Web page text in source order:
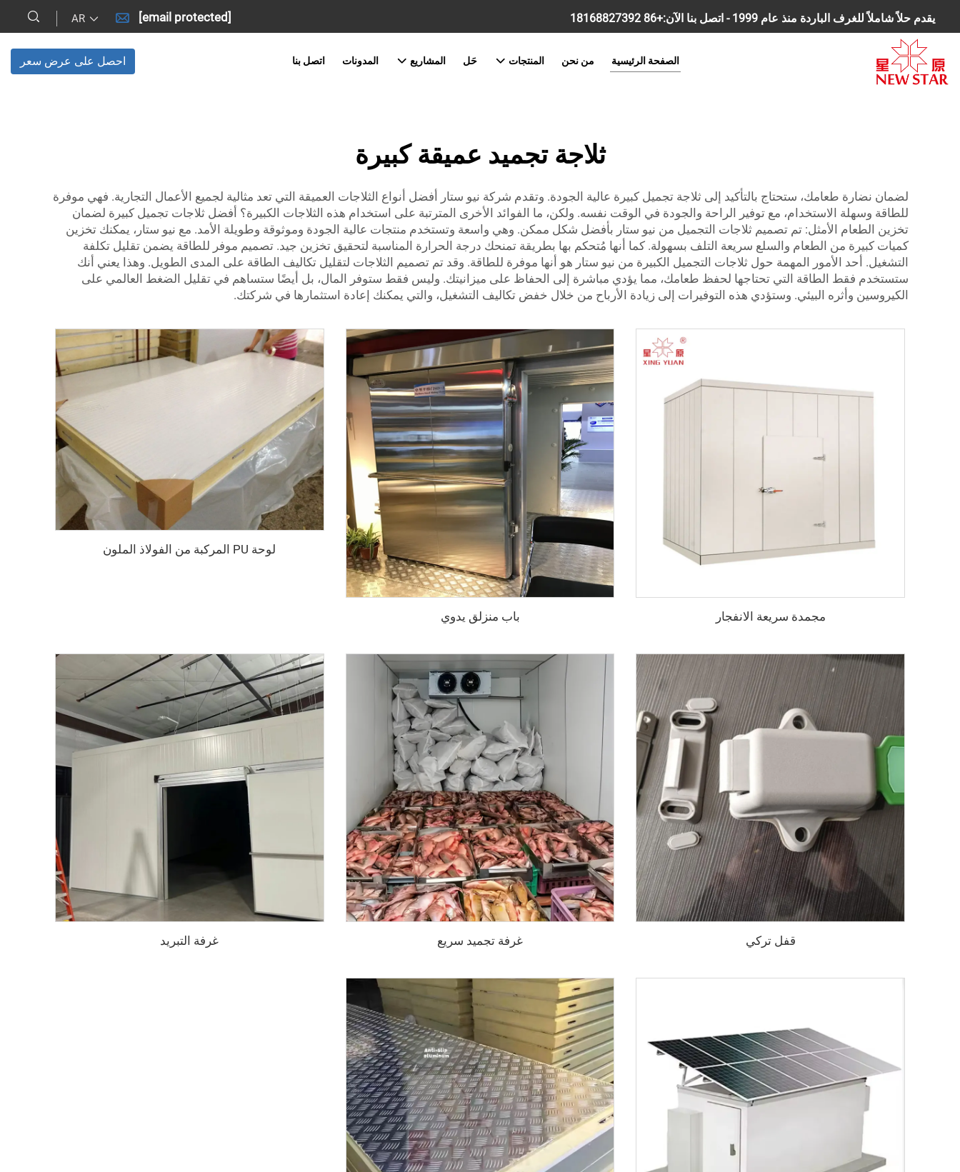
يقدم حلاً شاملاً للغرف الباردة منذ عام 1999 - اتصل بنا الآن: +86 18168827392
[email protected]
AR
الصفحة الرئيسية من نحن المنتجات حَل المشاريع المدونات اتصل بنا احصل على عرض سعر
ثلاجة تجميد عميقة كبيرة
لضمان نضارة طعامك، ستحتاج بالتأكيد إلى ثلاجة تجميل كبيرة عالية الجودة. وتقدم شركة نيو ستار أفضل أنواع الثلاجات العميقة التي تعد مثالية لجميع الأعمال التجارية. فهي موفرة
للطاقة وسهلة الاستخدام، مع توفير الراحة والجودة في الوقت نفسه. ولكن، ما الفوائد الأخرى المترتبة على استخدام هذه الثلاجات الكبيرة؟ أفضل ثلاجات تجميل كبيرة لضمان
تخزين الطعام الأمثل: تم تصميم ثلاجات التجميل من نيو ستار بأفضل شكل ممكن. وهي واسعة وتستخدم منتجات عالية الجودة وموثوقة وطويلة الأمد. مع نيو ستار، يمكنك تخزين
كميات كبيرة من الطعام والسلع سريعة التلف بسهولة. كما أنها مُتحكم بها بطريقة تمنحك درجة الحرارة المناسبة لتحقيق تخزين جيد. تصميم موفر للطاقة يضمن تقليل تكلفة
التشغيل. أحد الأمور المهمة حول ثلاجات التجميل الكبيرة من نيو ستار هو أنها موفرة للطاقة. وقد تم تصميم الثلاجات لتقليل تكاليف الطاقة على المدى الطويل. وهذا يعني أنك
ستستخدم فقط الطاقة التي تحتاجها لحفظ طعامك، مما يؤدي مباشرة إلى الحفاظ على ميزانيتك. وليس فقط ستوفر المال، بل أيضًا ستساهم في تقليل الضغط العالمي على
الكيروسين وأثره البيئي. وستؤدي هذه التوفيرات إلى زيادة الأرباح من خلال خفض تكاليف التشغيل، والتي يمكنك إعادة استثمارها في شركتك.
مجمدة سريعة الانفجار باب منزلق يدوي
لوحة PU المركبة من الفولاذ الملون
قفل تركي غرفة تجميد سريع غرفة التبريد